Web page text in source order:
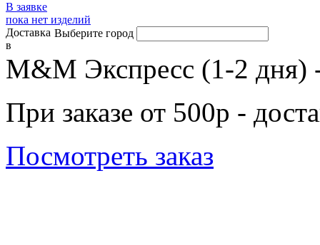
В заявке
пока нет изделий
Доставка
в
Выберите город
М&М Экспресс (1-2 дня)
При заказе от 500р -
Посмотреть заказ